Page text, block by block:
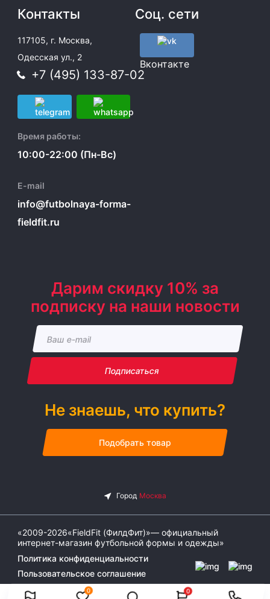
0 0
Контакты
117105, г. Москва,
Одесская ул., 2
+7 (495) 133-87-02
Время работы:
10:00-22:00 (Пн-Вс)
E-mail
info@futbolnaya-forma-
fieldfit.ru
Соц. сети
Вконтакте
Дарим скидку 10% за
подписку на наши новости
Подписаться
Не знаешь, что купить?
Подобрать товар
«2009-2026«FieldFit (ФилдФит)»— официальный
интернет-магазин футбольной формы и одежды»
Политика конфиденциальности
Пользовательское соглашение